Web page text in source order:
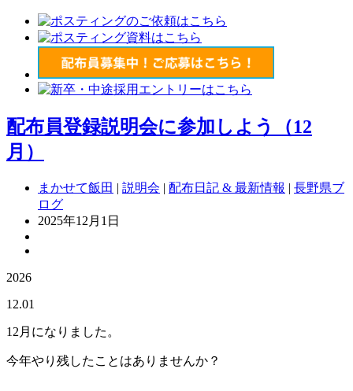
配布員登録説明会に参加しよう（12
月）
まかせて飯田 | 説明会 | 配布日記 & 最新情報 | 長野県ブ
ログ
2025年12月1日
2026
12.01
12月になりました。
今年やり残したことはありませんか？